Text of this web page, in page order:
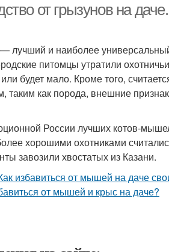
от грызунов на
лучший и наиболее
питомцы утратили
будет мало. Кроме того,
таким как порода, внешние
России лучших котов-
хорошими охотниками
завозили хвостатых из Казани.